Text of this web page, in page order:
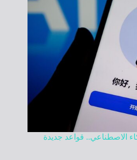
الاصطناعي.. قواعد جديدة